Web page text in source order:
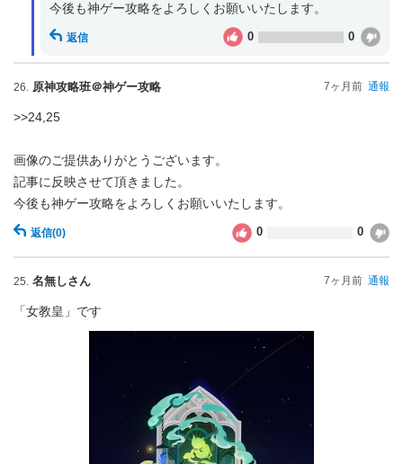
今後も神ゲー攻略をよろしくお願いいたします。
返信 0 0
26. 原神攻略班＠神ゲー攻略 7ヶ月前 通報
>>24,25
画像のご提供ありがとうございます。
記事に反映させて頂きました。
今後も神ゲー攻略をよろしくお願いいたします。
返信(0) 0 0
25. 名無しさん 7ヶ月前 通報
「女教皇」です